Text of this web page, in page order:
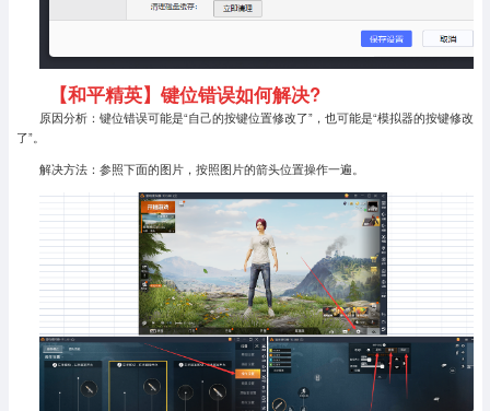
【和平精英】键位错误如何解决?
原因分析：键位错误可能是“自己的按键位置修改了”，也可能是“模拟器的按键修改
了”。
解决方法：参照下面的图片，按照图片的箭头位置操作一遍。